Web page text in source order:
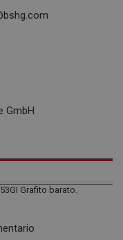
GmbH
Grafito barato.